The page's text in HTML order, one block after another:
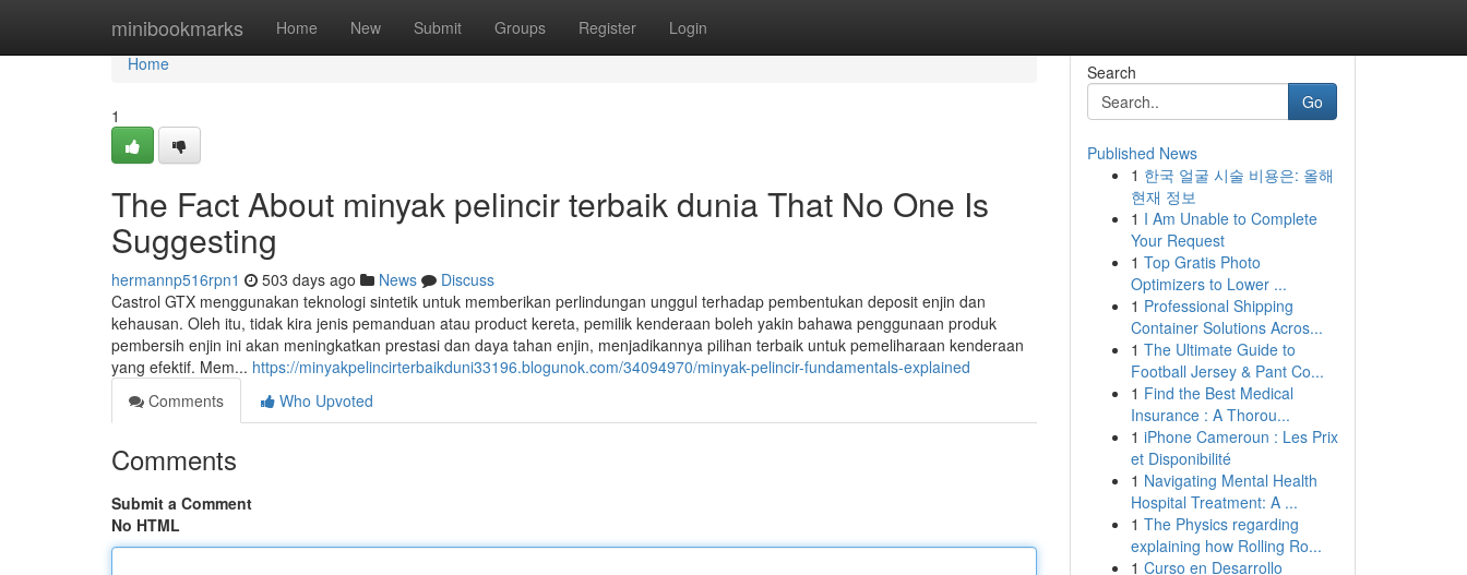
minibookmarks Home New Submit Groups Register Login
Home
Home
1
The Fact About minyak pelincir terbaik dunia That No One Is
Suggesting
hermannp516rpn1 503 days ago News
Discuss
Castrol GTX menggunakan teknologi sintetik untuk memberikan perlindungan unggul terhadap pembentukan deposit enjin dan
kehausan. Oleh itu, tidak kira jenis pemanduan atau product kereta, pemilik kenderaan boleh yakin bahawa penggunaan produk
pembersih enjin ini akan meningkatkan prestasi dan daya tahan enjin, menjadikannya pilihan terbaik untuk pemeliharaan kenderaan
yang efektif. Mem... https://minyakpelincirterbaikduni33196.blogunok.com/34094970/minyak-pelincir-fundamentals-explained
Comments
Who Upvoted
Comments
Submit a Comment
No HTML
Search
Go
Published News
1 한국 얼굴 시술 비용은: 올해
현재 정보
1 I Am Unable to Complete
Your Request
1 Top Gratis Photo
Optimizers to Lower ...
1 Professional Shipping
Container Solutions Acros...
1 The Ultimate Guide to
Football Jersey & Pant Co...
1 Find the Best Medical
Insurance : A Thorou...
1 iPhone Cameroun : Les Prix
et Disponibilité
1 Navigating Mental Health
Hospital Treatment: A ...
1 The Physics regarding
explaining how Rolling Ro...
1 Curso en Desarrollo